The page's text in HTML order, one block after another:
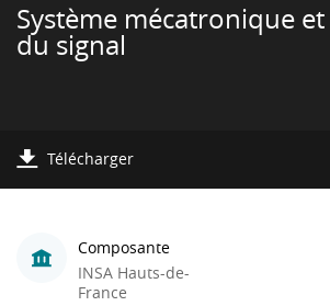
Système mécatronique
du signal
Télécharger
Composante
INSA Hauts-de-
France